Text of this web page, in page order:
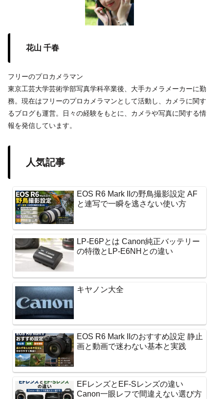
花山 千春
フリーのプロカメラマン
東京工芸大学芸術学部写真学科卒業後、大手カメラメーカーに勤
務。現在はフリーのプロカメラマンとして活動し、カメラに関す
るブログも運営。日々の経験をもとに、カメラや写真に関する情
報を発信しています。
人気記事
EOS R6 Mark IIの野鳥撮影設定 AF
と連写で一瞬を逃さない使い方
LP-E6Pとは Canon純正バッテリー
の特徴とLP-E6NHとの違い
キヤノン大全
EOS R6 Mark IIのおすすめ設定 静止
画と動画で迷わない基本と実践
EFレンズとEF-Sレンズの違い
Canon一眼レフで間違えない選び方